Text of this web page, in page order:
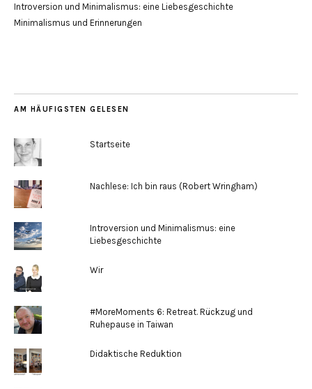
Introversion und Minimalismus: eine Liebesgeschichte
Minimalismus und Erinnerungen
AM HÄUFIGSTEN GELESEN
Startseite
Nachlese: Ich bin raus (Robert Wringham)
Introversion und Minimalismus: eine
Liebesgeschichte
Wir
#MoreMoments 6: Retreat. Rückzug und
Ruhepause in Taiwan
Didaktische Reduktion